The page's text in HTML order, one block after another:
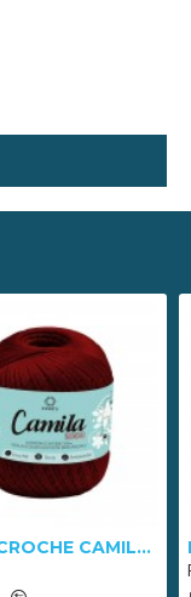
LINHA CROCHE CAMILA 1000 - 01005